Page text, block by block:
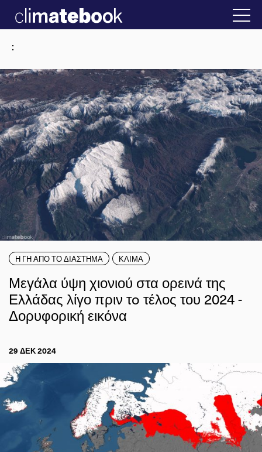
22 ΙΑΝ 2026 2025 Η άβολη αλήθεια
:
Η ΓΗ ΑΠΟ ΤΟ ΔΙΑΣΤΗΜΑ ΚΛΙΜΑ
Μεγάλα ύψη χιονιού στα ορεινά της
Ελλάδας λίγο πριν τo τέλος του 2024 -
Δορυφορική εικόνα
29 ΔΕΚ 2024